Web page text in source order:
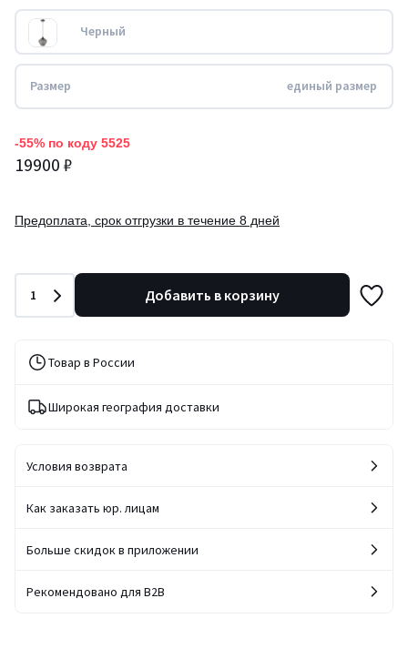
Черный
Размер единый размер
-55% по коду 5525
19900 ₽
Предоплата, срок отгрузки в течение 8 дней
Количество
1 Добавить в корзину
Товар в России
Широкая география доставки
Условия возврата
Как заказать юр. лицам
Больше скидок в приложении
Рекомендовано для B2B